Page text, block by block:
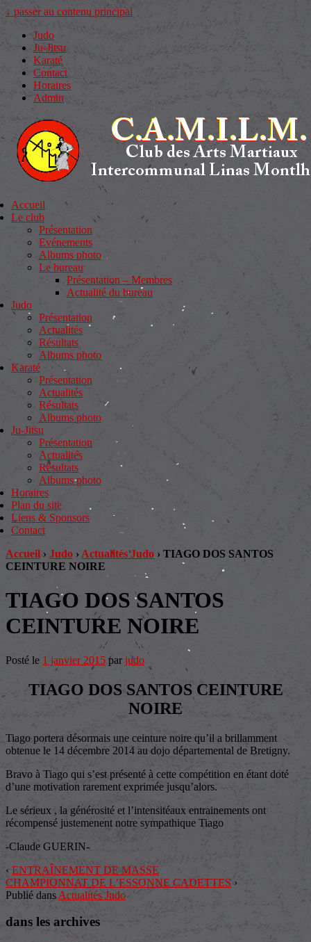
↓ passer au contenu principal
Judo
Ju-Jitsu
Karaté
Contact
Horaires
Admin
Accueil
Le club
Présentation
Evénements
Albums photo
Le bureau
Présentation – Membres
Actualité du bureau
Judo
Présentation
Actualités
Résultats
Albums photo
Karaté
Présentation
Actualités
Résultats
Albums photo
Ju-Jitsu
Présentation
Actualités
Résultats
Albums photo
Horaires
Plan du site
Liens & Sponsors
Contact
Accueil › Judo › Actualités Judo › TIAGO DOS SANTOS
CEINTURE NOIRE
TIAGO DOS SANTOS
CEINTURE NOIRE
Posté le 1 janvier 2015 par judo
TIAGO DOS SANTOS CEINTURE
NOIRE
Tiago portera désormais une ceinture noire qu’il a brillamment
obtenue le 14 décembre 2014 au dojo départemental de Bretigny.
Bravo à Tiago qui s’est présenté à cette compétition en étant doté
d’une motivation rarement exprimée jusqu’alors.
Le sérieux , la générosité et l’intensitéaux entrainements ont
récompensé justemenent notre sympathique Tiago
-Claude GUERIN-
‹ ENTRAÎNEMENT DE MASSE
CHAMPIONNAT DE L’ESSONNE CADETTES ›
Publié dans Actualités Judo
dans les archives